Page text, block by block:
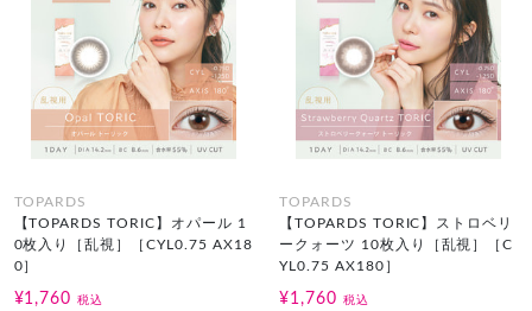
TOPARDS
【TOPARDS TORIC】オパール 1
0枚入り［乱視］［CYL0.75 AX18
0］
¥1,760税込
TOPARDS
【TOPARDS TORIC】ストロベリ
ークォーツ 10枚入り［乱視］［C
YL0.75 AX180］
¥1,760 税込